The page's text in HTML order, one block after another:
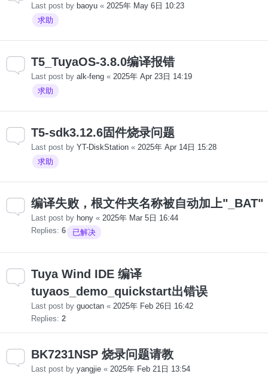
Last post by baoyu « 2025年 May 6日 10:23
求助
T5_TuyaOS-3.8.0编译报错
Last post by alk-feng « 2025年 Apr 23日 14:19
求助
T5-sdk3.12.6固件烧录问题
Last post by YT-DiskStation « 2025年 Apr 14日 15:28
求助
编译失败，根文件夹名称被自动加上"_BAT"
Last post by hony « 2025年 Mar 5日 16:44
Replies: 6 已解决
Tuya Wind IDE 编译
tuyaos_demo_quickstart出错误
Last post by guoctan « 2025年 Feb 26日 16:42
Replies: 2
BK7231NSP 烧录问题请教
Last post by yangjie « 2025年 Feb 21日 13:54